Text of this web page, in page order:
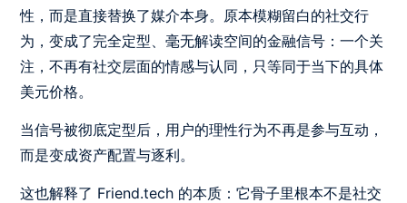
性，而是直接替换了媒介本身。原本模糊留白的社交行
为，变成了完全定型、毫无解读空间的金融信号：一个关
注，不再有社交层面的情感与认同，只等同于当下的具体
美元价格。
当信号被彻底定型后，用户的理性行为不再是参与互动，
而是变成资产配置与逐利。
这也解释了 Friend.tech 的本质：它骨子里根本不是社交